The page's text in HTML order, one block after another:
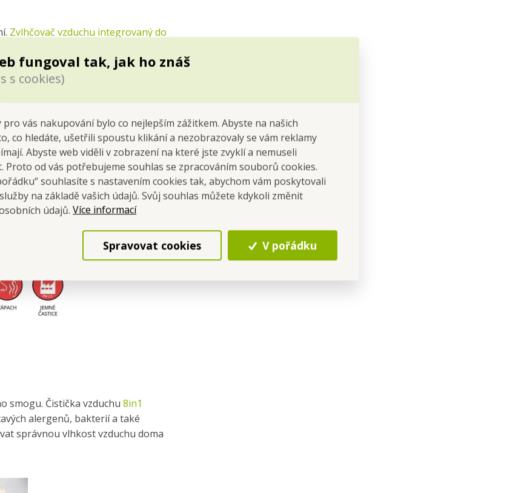
fungoval tak, jak ho znáš
s cookies)
vás nakupování bylo co nejlepším zážitkem. Abyste na našich
co hledáte, ušetřili spoustu klikání a nezobrazovaly se vám reklamy
Abyste web viděli v zobrazení na které jste zvyklí a nemuseli
Proto od vás potřebujeme souhlas se zpracováním souborů cookies.
souhlasíte s nastavením cookies tak, abychom vám poskytovali
na základě vašich údajů. Svůj souhlas můžete kdykoli změnit
údajů.Více informací
Spravovat cookies V pořádku
Zvlhčovač vzduchu integrovaný do
a udržuje ji na správné úrovni.
bez rušení.
obranyschopnost a vyvolá
pneumoložka z Všeobecné fakultní
Doporučená správná vlhkost v bytě
Vždy by se mělo jednat o rozmezí 40
je v zimě relativní vlhkost
zdravotní problémy. A také
smogu. Čistička vzduchu 8in1
alergenů, bakterií a také
správnou vlhkost vzduchu doma